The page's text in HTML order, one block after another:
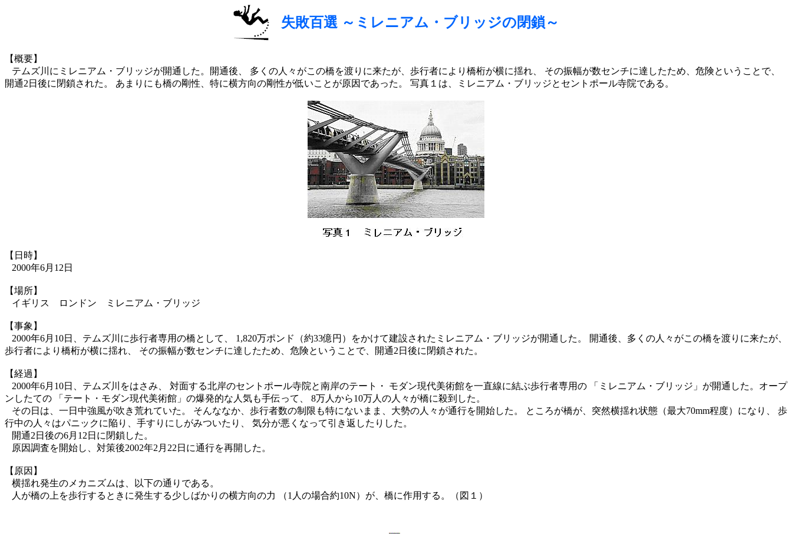
失敗百選 ～ミレニアム・ブリッジの閉鎖～
【概要】
テムズ川にミレニアム・ブリッジが開通した。開通後、 多くの人々がこの橋を渡りに来たが、歩行者により橋桁が横に揺れ、 その振幅が数センチに達したため、危険ということで、
開通2日後に閉鎖された。 あまりにも橋の剛性、特に横方向の剛性が低いことが原因であった。 写真１は、ミレニアム・ブリッジとセントポール寺院である。
【日時】
2000年6月12日
【場所】
イギリス ロンドン ミレニアム・ブリッジ
【事象】
2000年6月10日、テムズ川に歩行者専用の橋として、 1,820万ポンド（約33億円）をかけて建設されたミレニアム・ブリッジが開通した。 開通後、多くの人々がこの橋を渡りに来たが、
歩行者により橋桁が横に揺れ、 その振幅が数センチに達したため、危険ということで、開通2日後に閉鎖された。
【経過】
2000年6月10日、テムズ川をはさみ、 対面する北岸のセントポール寺院と南岸のテート・ モダン現代美術館を一直線に結ぶ歩行者専用の 「ミレニアム・ブリッジ」が開通した。オープ
ンしたての 「テート・モダン現代美術館」の爆発的な人気も手伝って、 8万人から10万人の人々が橋に殺到した。
その日は、一日中強風が吹き荒れていた。 そんななか、歩行者数の制限も特にないまま、大勢の人々が通行を開始した。 ところが橋が、突然横揺れ状態（最大70mm程度）になり、 歩
行中の人々はパニックに陥り、手すりにしがみついたり、 気分が悪くなって引き返したりした。
開通2日後の6月12日に閉鎖した。
原因調査を開始し、対策後2002年2月22日に通行を再開した。
【原因】
横揺れ発生のメカニズムは、以下の通りである。
人が橋の上を歩行するときに発生する少しばかりの横方向の力 （1人の場合約10N）が、橋に作用する。（図１）